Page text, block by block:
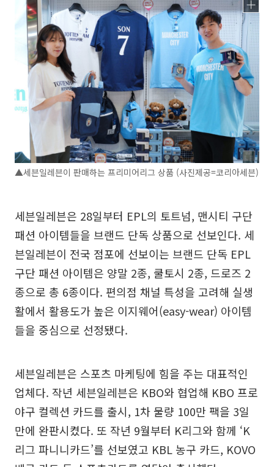
▲세븐일레븐이 판매하는 프리미어리그 상품 (사진제공=코리아세븐)
세븐일레븐은 28일부터 EPL의 토트넘, 맨시티 구단
패션 아이템들을 브랜드 단독 상품으로 선보인다. 세
븐일레븐이 전국 점포에 선보이는 브랜드 단독 EPL
구단 패션 아이템은 양말 2종, 쿨토시 2종, 드로즈 2
종으로 총 6종이다. 편의점 채널 특성을 고려해 실생
활에서 활용도가 높은 이지웨어(easy-wear) 아이템
들을 중심으로 선정됐다.
세븐일레븐은 스포츠 마케팅에 힘을 주는 대표적인
업체다. 작년 세븐일레븐은 KBO와 협업해 KBO 프로
야구 컬렉션 카드를 출시, 1차 물량 100만 팩을 3일
만에 완판시켰다. 또 작년 9월부터 K리그와 함께 ‘K
리그 파니니카드’를 선보였고 KBL 농구 카드, KOVO